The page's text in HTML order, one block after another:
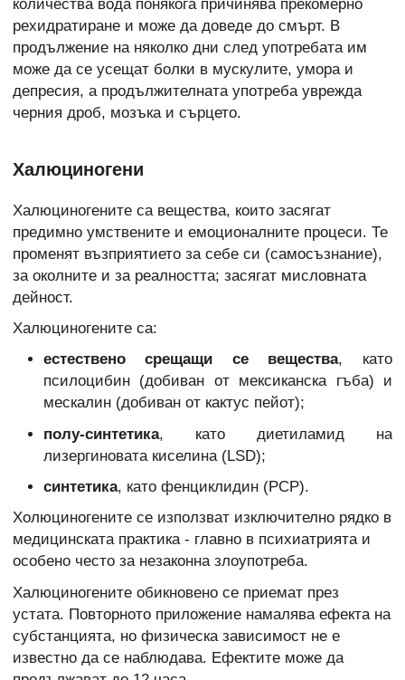
количества вода понякога причинява прекомерно
рехидратиране и може да доведе до смърт. В
продължение на няколко дни след употребата им
може да се усещат болки в мускулите, умора и
депресия, а продължителната употреба уврежда
черния дроб, мозъка и сърцето.
Халюциногени
Халюциногените са вещества, които засягат
предимно умствените и емоционалните процеси. Те
променят възприятието за себе си (самосъзнание),
за околните и за реалността; засягат мисловната
дейност.
Халюциногените са:
естествено срещащи се вещества, като
псилоцибин (добиван от мексиканска гъба) и
мескалин (добиван от кактус пейот);
полу-синтетика, като диетиламид на
лизергиновата киселина (LSD);
синтетика, като фенциклидин (РСР).
Холюциногените се използват изключително рядко в
медицинската практика - главно в психиатрията и
особено често за незаконна злоупотреба.
Халюциногените обикновено се приемат през
устата. Повторното приложение намалява ефекта на
субстанцията, но физическа зависимост не е
известно да се наблюдава. Ефектите може да